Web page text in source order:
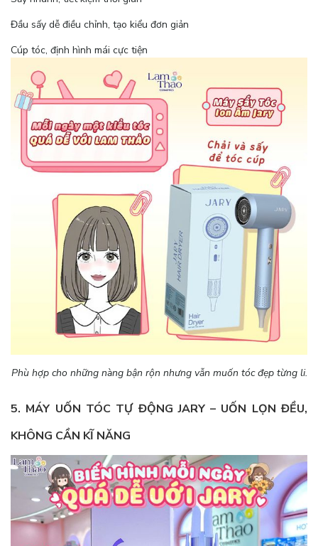
Đầu sấy dễ điều chỉnh, tạo kiểu đơn giản
Cúp tóc, định hình mái cực tiện
Phù hợp cho những nàng bận rộn nhưng vẫn muốn tóc đẹp từng li.
5. MÁY UỐN TÓC TỰ ĐỘNG JARY – UỐN LỌN ĐỀU,
KHÔNG CẦN KĨ NĂNG